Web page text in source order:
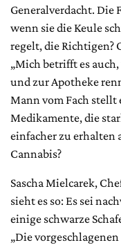
Generalverdacht. Die
wenn sie die Keule
regelt, die Richtigen?
„Mich betrifft es
und zur Apotheke
Mann vom Fach stellt
Medikamente, die
einfacher zu erhalten
Cannabis?
Sascha Mielcarek,
sieht es so: Es sei
einige schwarze
„Die